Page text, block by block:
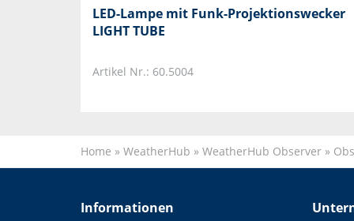
LED-Lampe mit Funk-Projektionswecker
LIGHT TUBE
Artikel Nr.: 60.5004
Home » WeatherHub » WeatherHub Observer »
Informationen